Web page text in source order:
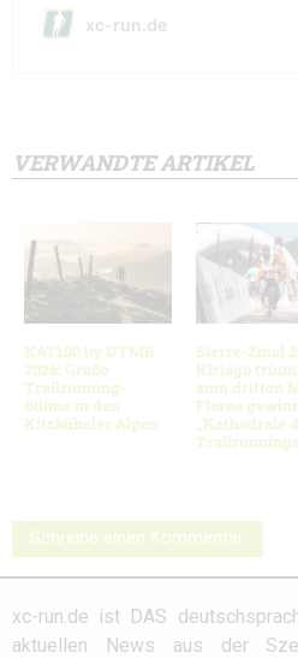
VERWANDTE ARTIKEL
KAT100 by UTMB
2026: Große
Trailrunning-
Bühne in den
Kitzbüheler Alpen
Sierre-Zinal
Kiriago
zum dritten
Florea
„Kathedrale
Schreibe einen Kommentar
xc-run.de ist DAS
aktuellen News aus der